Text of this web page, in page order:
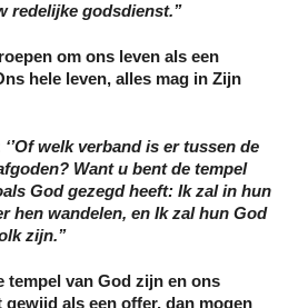
godsdienst.’’
om ons leven als een
hele leven, alles mag in Zijn
‘’Of welk verband is er tussen de
Wantu bent de tempel
God gezegd heeft: Ik zal in hun
hen wandelen, en Ik zal hun God
zijn.’’
tempel van God zijn en ons
als een offer, dan mogen